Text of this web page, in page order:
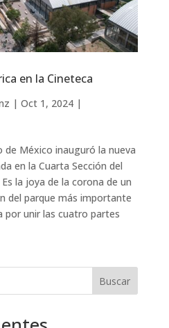
en la Cineteca
| Oct 1, 2024|
de México inauguró la nueva
en la Cuarta Sección del
la joya de la corona de un
del parque más importante
por unir las cuatro partes
Buscar